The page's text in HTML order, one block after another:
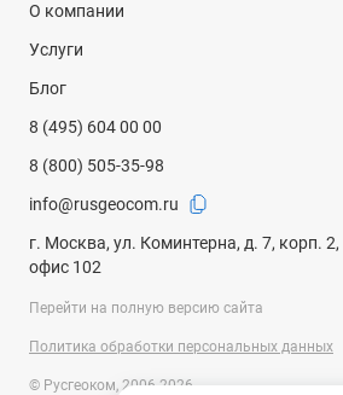
В зависимости от модификации
Patriot поставляются с АКБ и ЗУ или без
обладать такими характеристиками:
Двигатель – бесщеточный с
Длина шины – 30 см.
Количество звеньев в цепи – 45
Дополнительные опции –
регулировка натяжения цепи.
Преимущества
Низкий шум во время работы и
О компании
Услуги
Блог
8 (495) 604 00 00
8 (800) 505-35-98
info@rusgeocom.ru
г. Москва, ул. Коминтерна, д. 7, корп. 2,
офис 102
Перейти на полную версию сайта
Политика обработки персональных данных
© Русгеоком, 2006-2026